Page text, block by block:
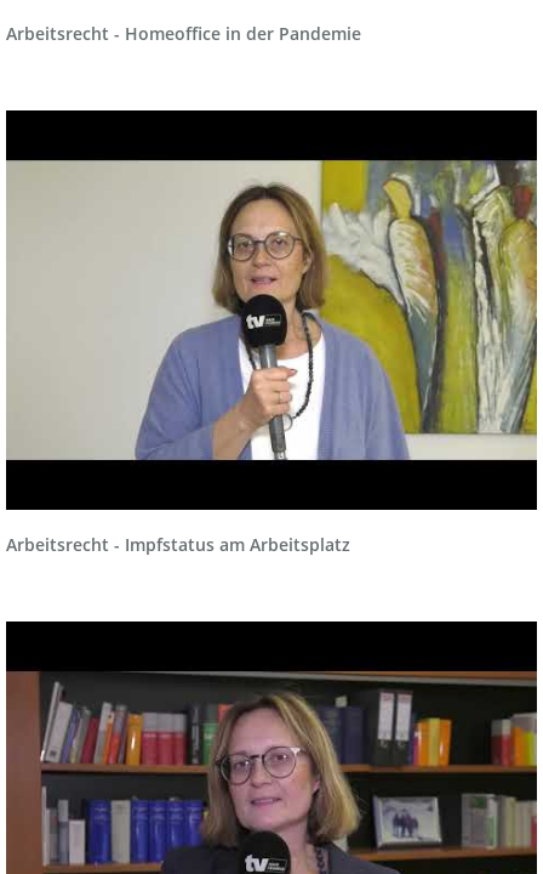
Arbeitsrecht - Homeoffice in der Pandemie
Arbeitsrecht - Impfstatus am Arbeitsplatz